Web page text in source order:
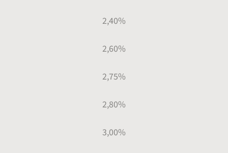
2,40%
2,60%
2,75%
2,80%
3,00%